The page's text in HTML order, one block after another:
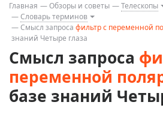
Главная Обзоры и советы Телескопы
Словарь терминов
Смысл запроса фильтр c переменной
знаний Четыре глаза
Смысл запроса
переменной
базе знаний